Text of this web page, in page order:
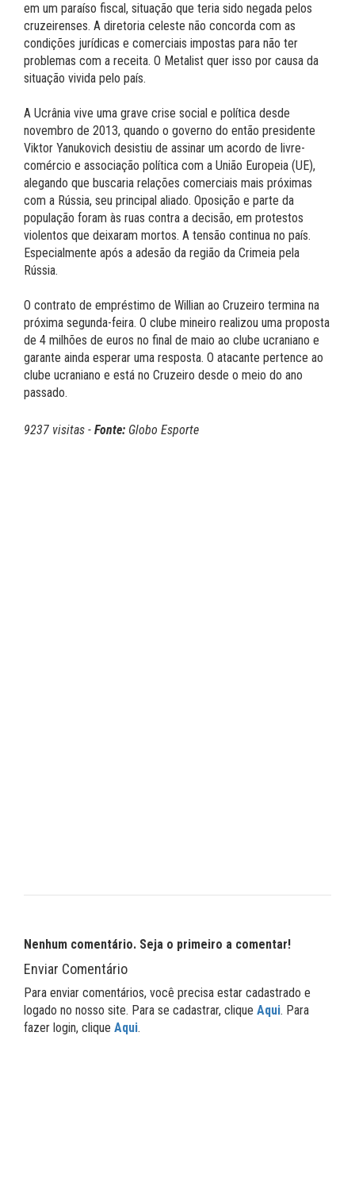
em um paraíso fiscal, situação que teria sido negada pelos
cruzeirenses. A diretoria celeste não concorda com as
condições jurídicas e comerciais impostas para não ter
problemas com a receita. O Metalist quer isso por causa da
situação vivida pelo país.
A Ucrânia vive uma grave crise social e política desde
novembro de 2013, quando o governo do então presidente
Viktor Yanukovich desistiu de assinar um acordo de livre-
comércio e associação política com a União Europeia (UE),
alegando que buscaria relações comerciais mais próximas
com a Rússia, seu principal aliado. Oposição e parte da
população foram às ruas contra a decisão, em protestos
violentos que deixaram mortos. A tensão continua no país.
Especialmente após a adesão da região da Crimeia pela
Rússia.
O contrato de empréstimo de Willian ao Cruzeiro termina na
próxima segunda-feira. O clube mineiro realizou uma proposta
de 4 milhões de euros no final de maio ao clube ucraniano e
garante ainda esperar uma resposta. O atacante pertence ao
clube ucraniano e está no Cruzeiro desde o meio do ano
passado.
9237 visitas - Fonte: Globo Esporte
Nenhum comentário. Seja o primeiro a comentar!
Enviar Comentário
Para enviar comentários, você precisa estar cadastrado e
logado no nosso site. Para se cadastrar, clique Aqui. Para
fazer login, clique Aqui.